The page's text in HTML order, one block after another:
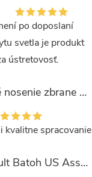
po doposlaní
svetla je produkt
ústretovosť.
Kapsa na skryté nosenie zbrane OLIVA (veľkosť Glock 17/19)
kvalitne spracovanie
Batoh US Assault Batoh US Assault "LASER CUT" 36l MULTIT.